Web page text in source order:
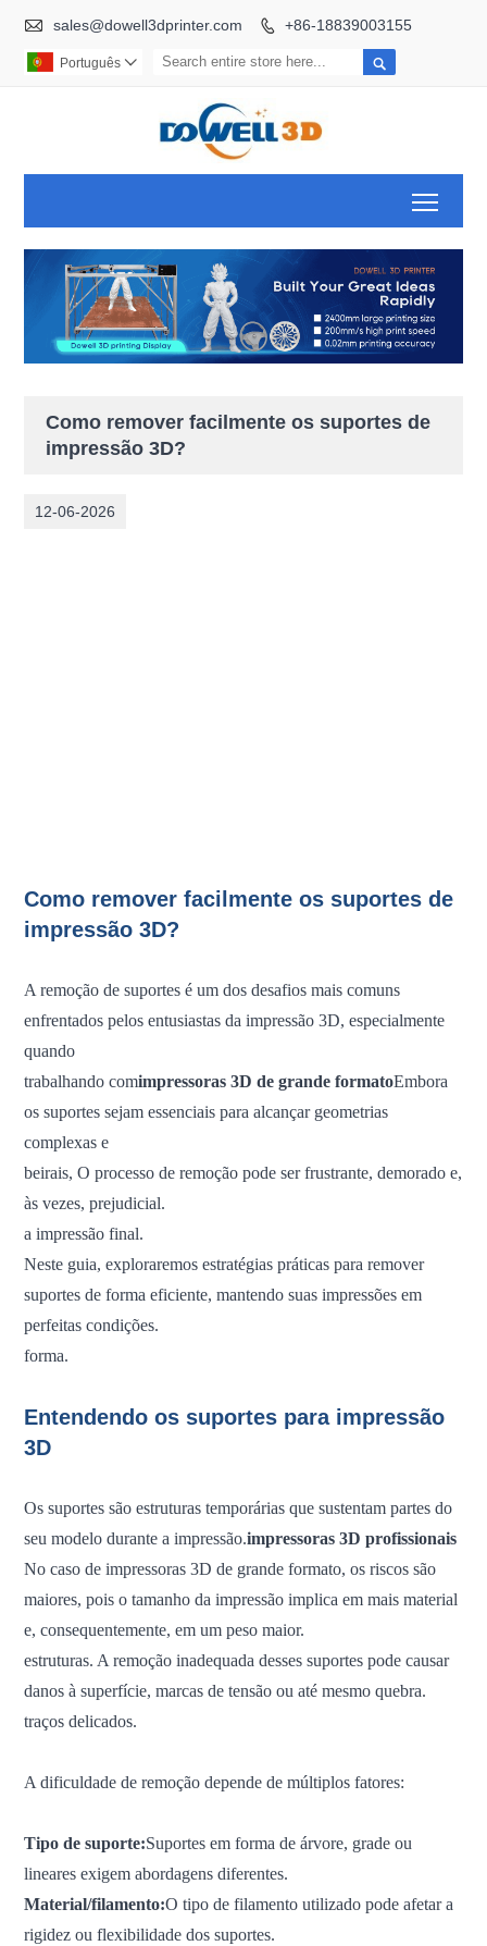
 sales@dowell3dprinter.com  +86-18839003155

Português 
Como remover facilmente os suportes de
impressão 3D?
12-06-2026
Como remover facilmente os suportes de
impressão 3D?
A remoção de suportes é um dos desafios mais comuns
enfrentados pelos entusiastas da impressão 3D, especialmente
quando
trabalhando comimpressoras 3D de grande formatoEmbora
os suportes sejam essenciais para alcançar geometrias
complexas e
beirais,O processo de remoção pode ser frustrante, demorado e,
às vezes, prejudicial.
a impressão final.
Neste guia, exploraremos estratégias práticas para remover
suportes de forma eficiente, mantendo suas impressões em
perfeitas condições.
forma.
Entendendo os suportes para impressão
3D
Os suportes são estruturas temporárias que sustentam partes do
seu modelo durante a impressão.impressoras 3D profissionais
No caso de impressoras 3D de grande formato, os riscos são
maiores, pois o tamanho da impressão implica em mais material
e, consequentemente, em um peso maior.
estruturas. A remoção inadequada desses suportes pode causar
danos à superfície, marcas de tensão ou até mesmo quebra.
traços delicados.
A dificuldade de remoção depende de múltiplos fatores:
Tipo de suporte:Suportes em forma de árvore, grade ou
lineares exigem abordagens diferentes.
Material/filamento:O tipo de filamento utilizado pode afetar a
rigidez ou flexibilidade dos suportes.